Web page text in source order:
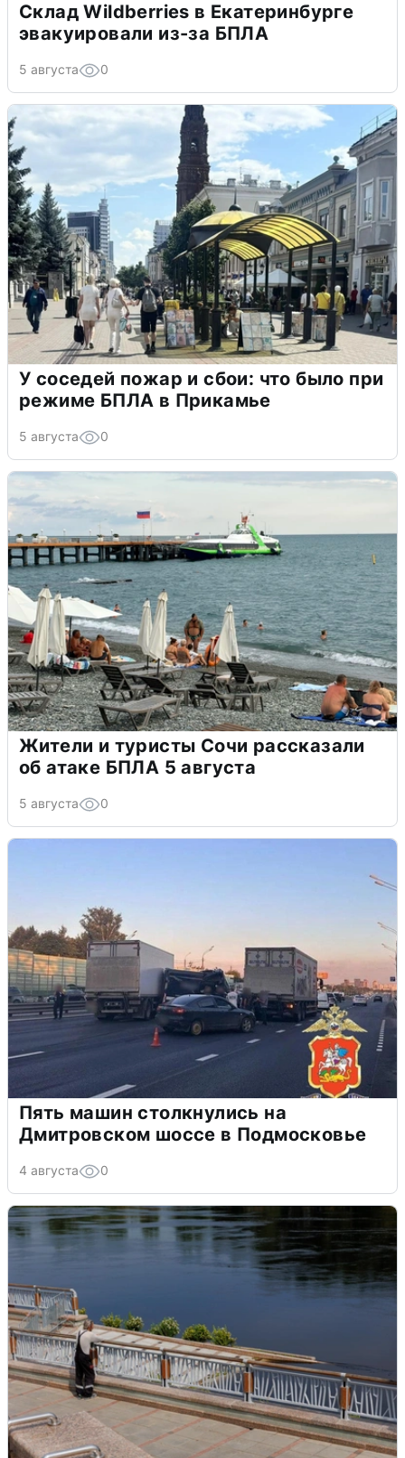
Склад Wildberries в Екатеринбурге
эвакуировали из-за БПЛА
5 августа 0
У соседей пожар и сбои: что было при
режиме БПЛА в Прикамье
5 августа 0
Жители и туристы Сочи рассказали
об атаке БПЛА 5 августа
5 августа 0
Пять машин столкнулись на
Дмитровском шоссе в Подмосковье
4 августа 0